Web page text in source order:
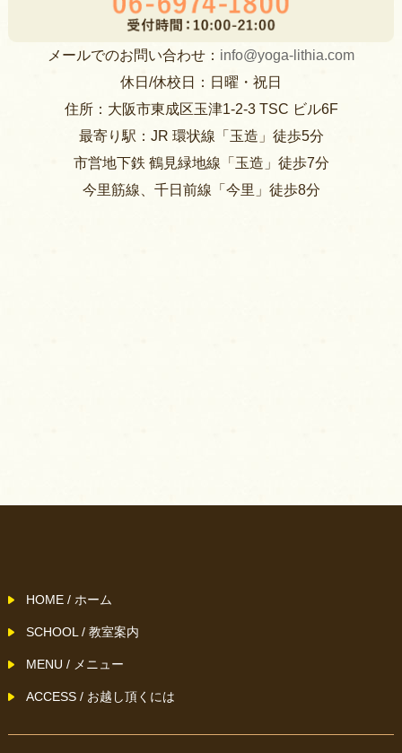
メールでのお問い合わせ： info@yoga-lithia.com
休日/休校日：日曜・祝日
住所：大阪市東成区玉津1-2-3 TSC ビル6F
最寄り駅：JR 環状線「玉造」徒歩5分
市営地下鉄 鶴見緑地線「玉造」徒歩7分
今里筋線、千日前線「今里」徒歩8分
HOME / ホーム
SCHOOL / 教室案内
MENU / メニュー
ACCESS / お越し頂くには